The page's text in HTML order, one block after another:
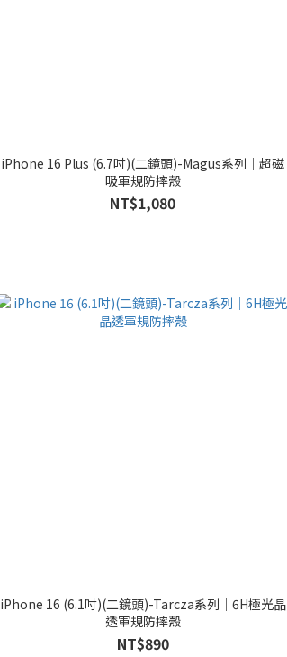
iPhone 16 Plus (6.7吋)(二鏡頭)-Magus系列｜超磁
吸軍規防摔殼
NT$1,080
iPhone 16 (6.1吋)(二鏡頭)-Tarcza系列｜6H極光晶
透軍規防摔殼
NT$890